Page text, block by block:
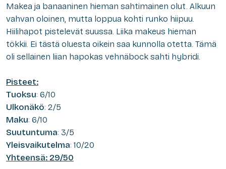
Makea ja banaaninen hieman sahtimainen olut. Alkuun
vahvan oloinen, mutta loppua kohti runko hiipuu.
Hiilihapot pistelevät suussa. Liika makeus hieman
tökkii. Ei tästä oluesta oikein saa kunnolla otetta. Tämä
oli sellainen liian hapokas vehnäbock sahti hybridi.
Pisteet:
Tuoksu: 6/10
Ulkonäkö: 2/5
Maku: 6/10
Suutuntuma: 3/5
Yleisvaikutelma: 10/20
Yhteensä: 29/50